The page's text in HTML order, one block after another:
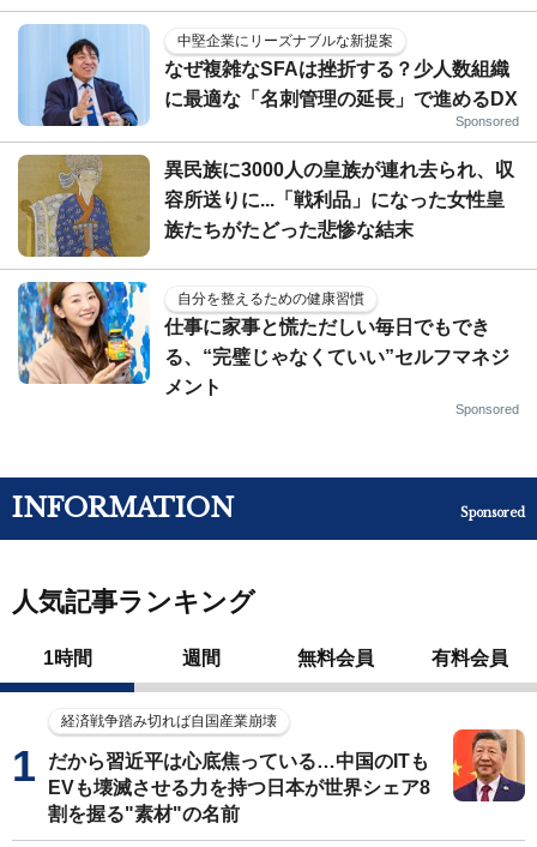
中堅企業にリーズナブルな新提案
なぜ複雑なSFAは挫折する？少人数組織
に最適な「名刺管理の延長」で進めるDX
Sponsored
異民族に3000人の皇族が連れ去られ、収
容所送りに...「戦利品」になった女性皇
族たちがたどった悲惨な結末
自分を整えるための健康習慣
仕事に家事と慌ただしい毎日でもでき
る、“完璧じゃなくていい”セルフマネジ
メント
Sponsored
INFORMATION Sponsored
人気記事ランキング
1時間 週間 無料会員 有料会員
経済戦争踏み切れば自国産業崩壊
だから習近平は心底焦っている…中国のITも
EVも壊滅させる力を持つ日本が世界シェア8
割を握る"素材"の名前